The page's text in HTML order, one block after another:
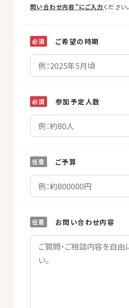
問い合わせ内容”にご入力ください。
ご希望の時期
参加予定人数
ご予算
お問い合わせ内容